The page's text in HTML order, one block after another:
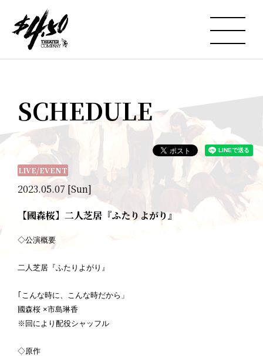
SCHEDULE
2023.05.07 [Sun]
LIVE/EVENT
【國森桜】二人芝居『ふたりよがり』
◇公演概要
二人芝居『ふたりよがり』
｢こんな時に、こんな時だから」
國森桜 ×市島琳香
※回により配役シャッフル
◇原作